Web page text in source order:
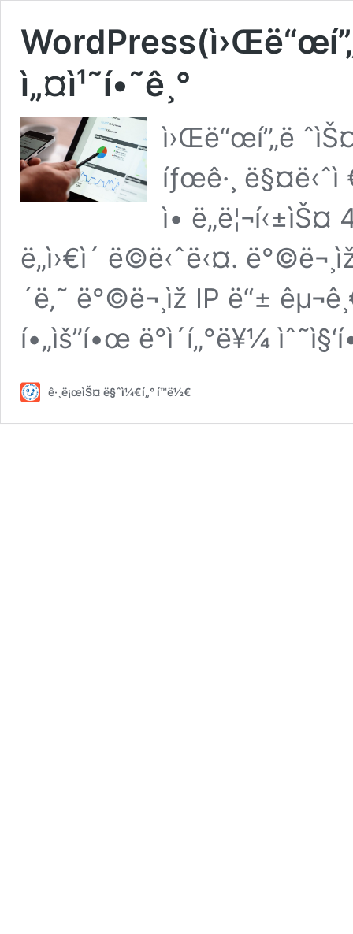
ì„¤ì¹˜í•˜ê¸°
ì›Œë“œí”„ë
íƒœê·¸
ì• ë„ë¦¬í‹±ìŠ¤
ë„ì›€ì´ ë©ë‹ˆë‹¤.
´ë‚˜ ë°©ë¬¸ìž IP ë“±
í•„ìš”í•œ ë°ì´í„°ë¥¼
ê·¸ë¡œìŠ¤ ë§ˆì¼€í„° í™ë½€